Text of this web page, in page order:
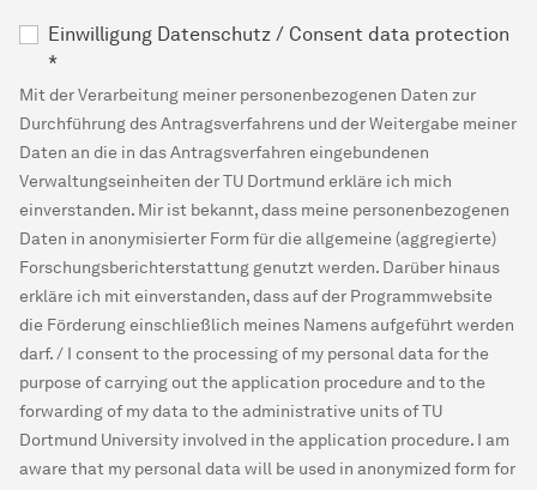
Einwilligung Datenschutz / Consent data protection
*
Mit der Verarbeitung meiner personenbezogenen Daten zur
Durchführung des Antragsverfahrens und der Weitergabe meiner
Daten an die in das Antragsverfahren eingebundenen
Verwaltungseinheiten der TU Dortmund erkläre ich mich
einverstanden. Mir ist bekannt, dass meine personenbezogenen
Daten in anonymisierter Form für die allgemeine (aggregierte)
Forschungsberichterstattung genutzt werden. Darüber hinaus
erkläre ich mit einverstanden, dass auf der Programmwebsite
die Förderung einschließlich meines Namens aufgeführt werden
darf. / I consent to the processing of my personal data for the
purpose of carrying out the application procedure and to the
forwarding of my data to the administrative units of TU
Dortmund University involved in the application procedure. I am
aware that my personal data will be used in anonymized form for